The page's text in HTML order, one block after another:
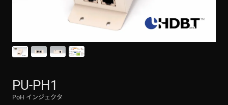
PU-PH1
PoH インジェクタ